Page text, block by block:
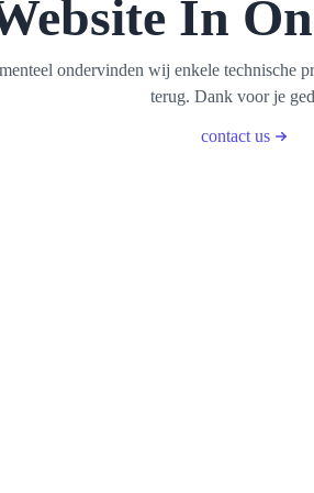
In
ondervinden wij enkele technische
terug. Dank voor je
contact us